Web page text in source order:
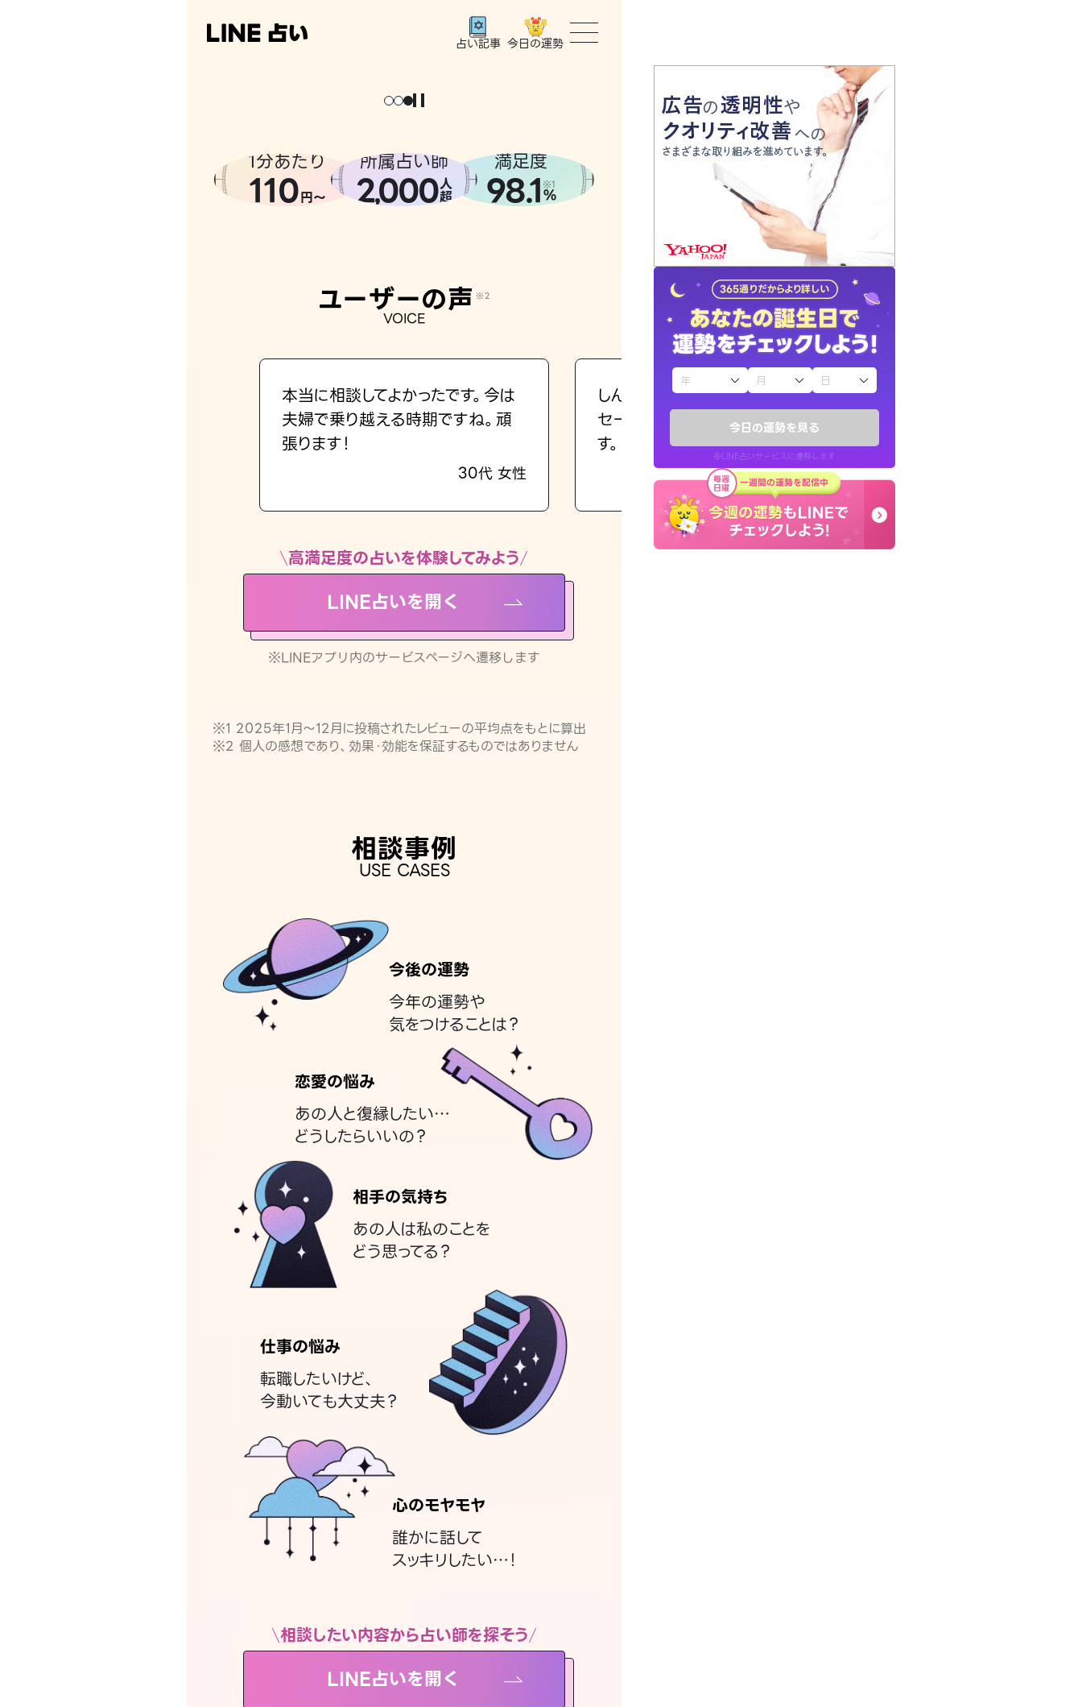
今日の運勢を見る
※LINE占いサービスに遷移します
占い記事 今日の運勢
トップ
ユーザーの声
占いの流れ
おすすめの占い師
よくある質問
えもじの子（占）12星座占い
お知らせ
1分あたり
110円〜
所属占い師
2,000人
超
満足度
98.1 ※1
%
ユーザーの声 ※2
VOICE
本当に相談してよかったです。今は
夫婦で乗り越える時期ですね。頑
張ります！
30代 女性
しんどくなってましたが、先生のメッ
セージを読み返してお守りにしてま
す。
40代 女性
高満足度の占いを体験してみよう
LINE占いを開く
※LINEアプリ内のサービスページへ遷移します
※1 2025年1月〜12月に投稿されたレビューの平均点をもとに算出
※2 個人の感想であり、効果・効能を保証するものではありません
相談事例
USE CASES
今後の運勢
今年の運勢や
気をつけることは？
恋愛の悩み
あの人と復縁したい…
どうしたらいいの？
相手の気持ち
あの人は私のことを
どう思ってる？
仕事の悩み
転職したいけど、
今動いても大丈夫？
心のモヤモヤ
誰かに話して
スッキリしたい…！
相談したい内容から占い師を探そう
LINE占いを開く